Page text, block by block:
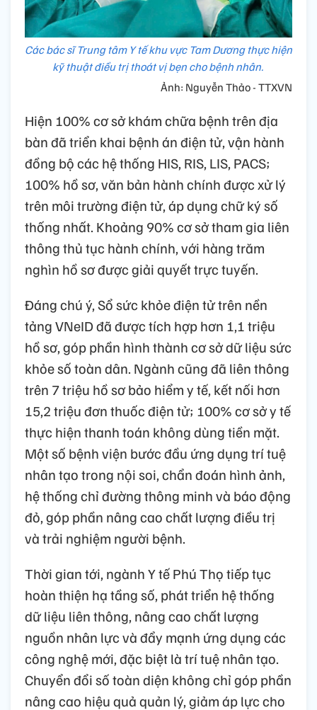
Các bác sĩ Trung tâm Y tế khu vực Tam Dương thực hiện
kỹ thuật điều trị thoát vị bẹn cho bệnh nhân.
Ảnh: Nguyễn Thảo - TTXVN
Hiện 100% cơ sở khám chữa bệnh trên địa
bàn đã triển khai bệnh án điện tử, vận hành
đồng bộ các hệ thống HIS, RIS, LIS, PACS;
100% hồ sơ, văn bản hành chính được xử lý
trên môi trường điện tử, áp dụng chữ ký số
thống nhất. Khoảng 90% cơ sở tham gia liên
thông thủ tục hành chính, với hàng trăm
nghìn hồ sơ được giải quyết trực tuyến.
Đáng chú ý, Sổ sức khỏe điện tử trên nền
tảng VNeID đã được tích hợp hơn 1,1 triệu
hồ sơ, góp phần hình thành cơ sở dữ liệu sức
khỏe số toàn dân. Ngành cũng đã liên thông
trên 7 triệu hồ sơ bảo hiểm y tế, kết nối hơn
15,2 triệu đơn thuốc điện tử; 100% cơ sở y tế
thực hiện thanh toán không dùng tiền mặt.
Một số bệnh viện bước đầu ứng dụng trí tuệ
nhân tạo trong nội soi, chẩn đoán hình ảnh,
hệ thống chỉ đường thông minh và báo động
đỏ, góp phần nâng cao chất lượng điều trị
và trải nghiệm người bệnh.
Thời gian tới, ngành Y tế Phú Thọ tiếp tục
hoàn thiện hạ tầng số, phát triển hệ thống
dữ liệu liên thông, nâng cao chất lượng
nguồn nhân lực và đẩy mạnh ứng dụng các
công nghệ mới, đặc biệt là trí tuệ nhân tạo.
Chuyển đổi số toàn diện không chỉ góp phần
nâng cao hiệu quả quản lý, giảm áp lực cho